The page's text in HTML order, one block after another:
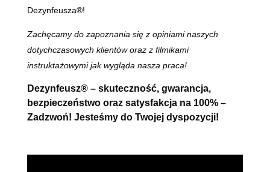
Dezynfeusza®!
Zachęcamy do zapoznania się z opiniami naszych
dotychczasowych klientów oraz z filmikami
instruktażowymi jak wygląda nasza praca!
Dezynfeusz® – skuteczność, gwarancja,
bezpieczeństwo oraz satysfakcja na 100% –
Zadzwoń! Jesteśmy do Twojej dyspozycji!